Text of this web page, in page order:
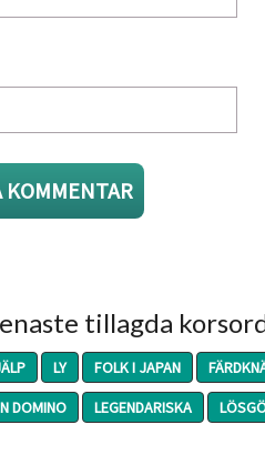
tillagda
LY FOLK I JAPAN
DOMINO LEGENDARISKA